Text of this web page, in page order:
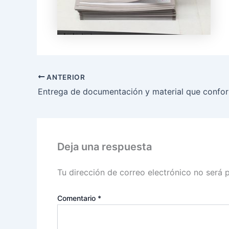
ANTERIOR
Deja una respuesta
Tu dirección de correo electrónico no será
Comentario *